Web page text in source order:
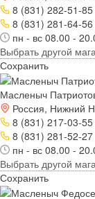
8 (831) 282-51-85
8 (831) 281-64-56
пн - вс 08.00 -
Выбрать другой
Сохранить
Масленыч
Россия, Нижний
8 (831) 217-03-55
8 (831) 281-52-27
пн - вс 08.00 -
Выбрать другой
Сохранить